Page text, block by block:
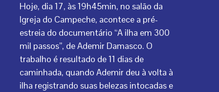
Hoje, dia 17, às 19h45min, no salão da
Igreja do Campeche, acontece a pré-
estreia do documentário “A ilha em 300
mil passos”, de Ademir Damasco. O
trabalho é resultado de 11 dias de
caminhada, quando Ademir deu à volta à
ilha registrando suas belezas intocadas e